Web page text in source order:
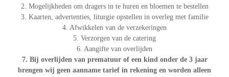
2. Mogelijkheden om dragers in te huren en bloemen te bestellen
3. Kaarten, advertenties, liturgie opstellen in overleg met familie
4. Afwikkelen van de verzekeringen
5. Verzorgen van de catering
6. Aangifte van overlijden
7. Bij overlijden van prematuur of een kind onder de 3 jaar
brengen wij geen aanname tarief in rekening en worden alleen